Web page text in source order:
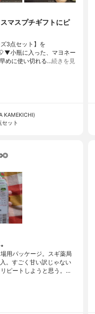
マスプチギフトにピ
3点セット】を
小瓶に入った、マヨネー
めに使い切れる…続きを見
KAMEKICHI)
ット
用パッケージ。スギ薬局
。すごく甘い訳じゃない
ピートしようと思う。…